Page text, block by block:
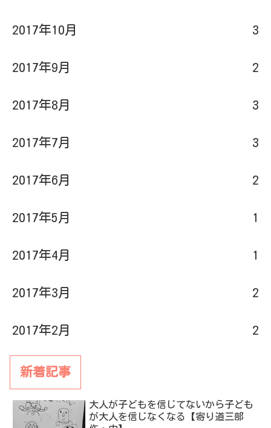
2017年10月 3
2017年9月 2
2017年8月 3
2017年7月 3
2017年6月 2
2017年5月 1
2017年4月 1
2017年3月 2
2017年2月 2
新着記事
大人が子どもを信じてないから子ども
が大人を信じなくなる【寄り道三部